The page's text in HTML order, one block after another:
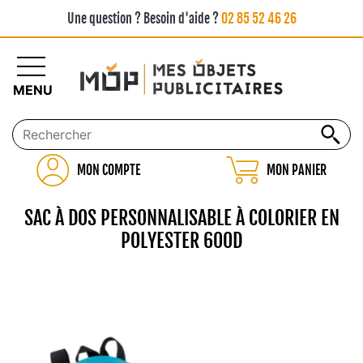
Une question ? Besoin d'aide ?02 85 52 46 26
MON COMPTE MON PANIER
MENU
SAC À DOS PERSONNALISABLE À COLORIER EN
POLYESTER 600D